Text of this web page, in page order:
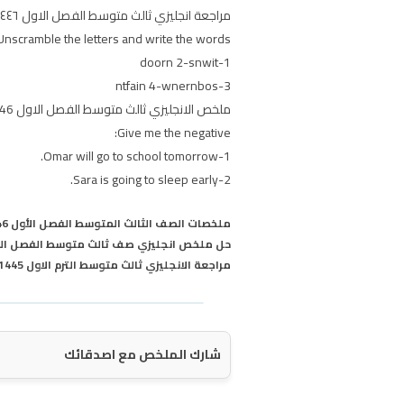
مراجعة انجليزي ثالث متوسط الفصل الاول ١٤٤٦
the letters and write the words:
1-doorn 2-snwit
3-ntfain 4-wnernbos
ملخص الانجليزي ثالث متوسط الفصل الاول 1446
Give me the negative:
1-Omar will go to school tomorrow.
2-Sara is going to sleep early.
ملخصات الصف الثالث المتوسط الفصل الأول 1446
حل ملخص انجليزي صف ثالث متوسط الفصل
مراجعة الانجليزي ثالث متوسط الترم الاول 1445
شارك الملخص مع اصدقائك